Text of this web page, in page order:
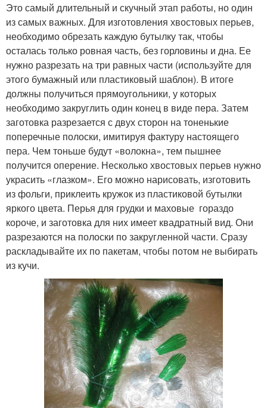
Это самый длительный и скучный этап работы, но один
из самых важных. Для изготовления хвостовых перьев,
необходимо обрезать каждую бутылку так, чтобы
осталась только ровная часть, без горловины и дна. Ее
нужно разрезать на три равных части (используйте для
этого бумажный или пластиковый шаблон). В итоге
должны получиться прямоугольники, у которых
необходимо закруглить один конец в виде пера. Затем
заготовка разрезается с двух сторон на тоненькие
поперечные полоски, имитируя фактуру настоящего
пера. Чем тоньше будут «волокна», тем пышнее
получится оперение. Несколько хвостовых перьев нужно
украсить «глазком». Его можно нарисовать, изготовить
из фольги, приклеить кружок из пластиковой бутылки
яркого цвета. Перья для грудки и маховые гораздо
короче, и заготовка для них имеет квадратный вид. Они
разрезаются на полоски по закругленной части. Сразу
раскладывайте их по пакетам, чтобы потом не выбирать
из кучи.